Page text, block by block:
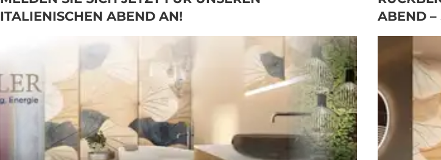
ITALIENISCHEN ABEND AN!
ABEND –